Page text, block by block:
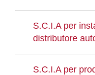
S.C.I.A per
distributore
S.C.I.A per